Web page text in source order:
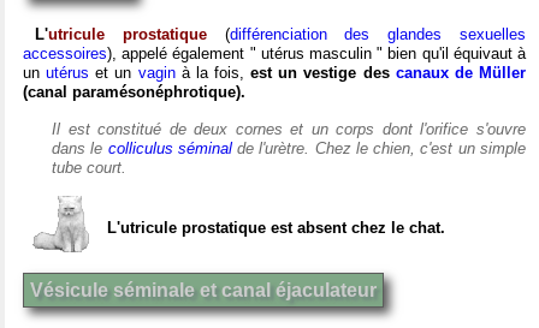
L'utricule prostatique(différenciation des glandes sexuelles
accessoires), appelé également " utérus masculin " bien qu'il équivaut à
unutérus et un vaginà la fois, est un vestige des canaux de Müller
(canal paramésonéphrotique).
Il est constitué de deux cornes et un corps dont l'orifice s'ouvre
dans le colliculus séminalde l'urètre. Chez le chien, c'est un simple
tube court.
L'utricule prostatique est absent chez le chat.
Vésicule séminale et canal éjaculateur